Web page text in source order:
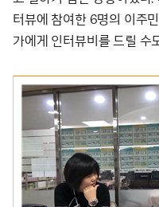
터뷰에 참여한 6명의 이주
가에게 인터뷰비를 드릴 수